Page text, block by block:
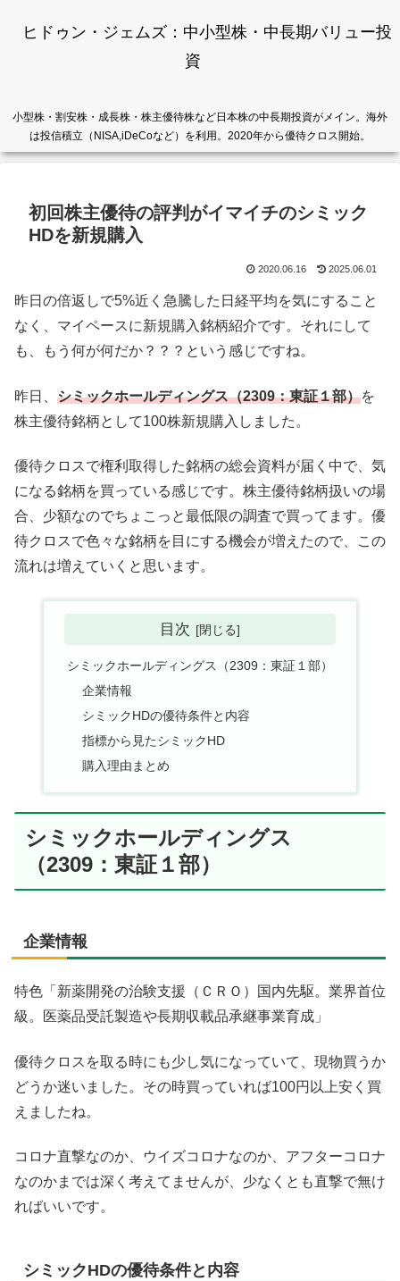
ヒドゥン・ジェムズ：中小型株・中長期バリュー投
資
小型株・割安株・成長株・株主優待株など日本株の中長期投資がメイン。海外
は投信積立（NISA,iDeCoなど）を利用。2020年から優待クロス開始。
初回株主優待の評判がイマイチのシミック
HDを新規購入
2020.06.16 2025.06.01
昨日の倍返しで5%近く急騰した日経平均を気にすること
なく、マイペースに新規購入銘柄紹介です。それにして
も、もう何が何だか？？？という感じですね。
昨日、 シミックホールディングス（2309：東証１部）を
株主優待銘柄として100株新規購入しました。
優待クロスで権利取得した銘柄の総会資料が届く中で、気
になる銘柄を買っている感じです。株主優待銘柄扱いの場
合、少額なのでちょこっと最低限の調査で買ってます。優
待クロスで色々な銘柄を目にする機会が増えたので、この
流れは増えていくと思います。
目次
シミックホールディングス（2309：東証１部）
企業情報
シミックHDの優待条件と内容
指標から見たシミックHD
購入理由まとめ
シミックホールディングス
（2309：東証１部）
企業情報
特色「新薬開発の治験支援（ＣＲＯ）国内先駆。業界首位
級。医薬品受託製造や長期収載品承継事業育成」
優待クロスを取る時にも少し気になっていて、現物買うか
どうか迷いました。その時買っていれば100円以上安く買
えましたね。
コロナ直撃なのか、ウイズコロナなのか、アフターコロナ
なのかまでは深く考えてませんが、少なくとも直撃で無け
ればいいです。
シミックHDの優待条件と内容